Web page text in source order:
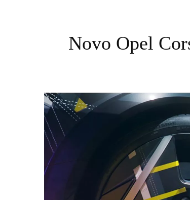
Novo Opel